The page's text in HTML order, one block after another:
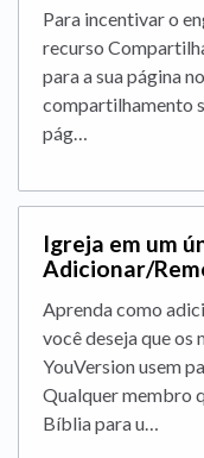
Para incentivar o
recurso
para a sua página
compartilhamento
pág…
Igreja em um
Adicionar/
Aprenda como
você deseja que os
YouVersion usem
Qualquer membro
Bíblia para u…